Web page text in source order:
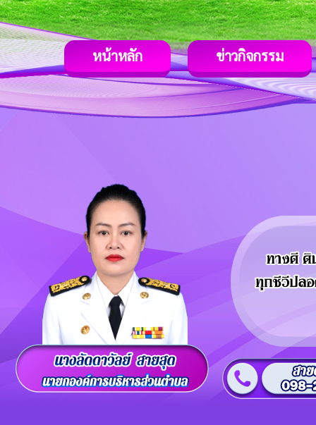
หน้าหลัก ข่าวกิจกรรม